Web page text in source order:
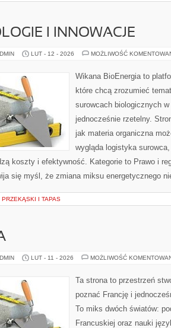
I INNOWACJE
LUT - 12 - 2026 MOŻLIWOŚĆ
Wikana BioEnergia to
które chcą zrozumieć
surowcach biologicznych
jednocześnie rzetelny.
jak materia organiczna
wygląda logistyka
koszty i efektywność. Kategorie to Prawo i
się myśl, że zmiana miksu energetycznego
PRZEKĄSKI I TAPAS
LUT - 11 - 2026 MOŻLIWOŚĆ
Ta strona to przestrzeń
poznać Francję i
To miks dwóch światów:
Francuskiej oraz nauki